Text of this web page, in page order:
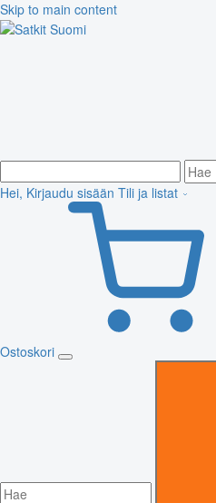
Skip to main content
Hei, Kirjaudu sisään Tili ja listat
Ostoskori